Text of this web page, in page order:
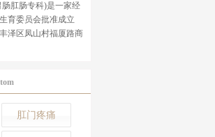
肛肠专科)是一家经
育委员会批准成立
泽区凤山村福厦路商
肛门疼痛